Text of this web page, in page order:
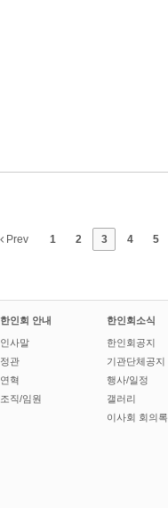
Prev 1 2 3 4 5
한인회 안내
인사말
정관
연혁
조직/임원
한인회소식
한인회공지
기관단체공지
행사/일정
갤러리
이사회 회의록